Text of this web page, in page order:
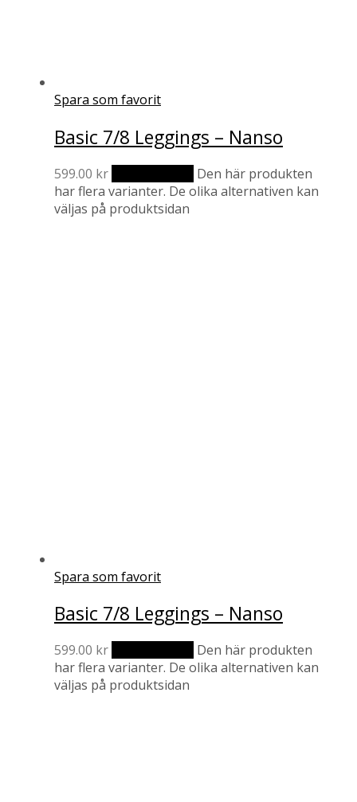
Spara som favorit
Basic 7/8 Leggings – Nanso
599.00 kr
Den här produkten
har flera varianter. De olika alternativen kan
väljas på produktsidan
Spara som favorit
Basic 7/8 Leggings – Nanso
599.00 kr
Den här produkten
har flera varianter. De olika alternativen kan
väljas på produktsidan